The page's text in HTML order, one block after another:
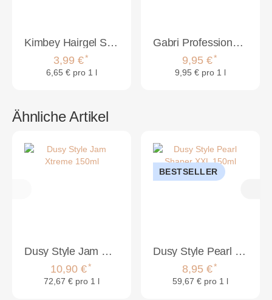
Kimbey Hairgel Strong Red 600 ml
3,99 €*
6,65 € pro 1 l
Gabri Professional - After Shave Cologne Lemon 1000ml
9,95 €*
9,95 € pro 1 l
Ähnliche Artikel
Dusy Style Jam Xtreme 150ml
10,90 €*
72,67 € pro 1 l
BESTSELLER
Dusy Style Pearl Shaper XXL 150ml
8,95 €*
59,67 € pro 1 l